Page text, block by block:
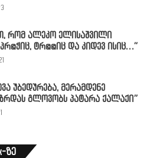
რომ ალეკო ელისაშვილი
პრ@ჭიც, ტრ@@იც და კიდევ ისიც…”
უბედურება, მერამდენე
გლოვობს პატარა ქალაქი”
ზე